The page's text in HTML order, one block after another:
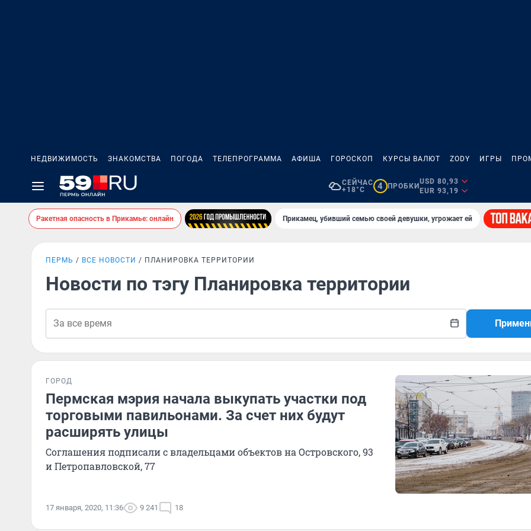
НЕДВИЖИМОСТЬ ЗНАКОМСТВА ПОГОДА ТЕЛЕПРОГРАММА АФИША ГОРОСКОП КУРСЫ ВАЛЮТ ZODY ИГРЫ
СЕЙЧАС
+18°C
4 ПРОБКИ
USD 80,93
EUR 93,19
Ракетная опасность в Прикамье: онлайн Прикамец, убивший семью своей девушки, угрожает ей
ПЕРМЬ ВСЕ НОВОСТИ ПЛАНИРОВКА ТЕРРИТОРИИ
Новости по тэгу Планировка территории
ГОРОД
Пермская мэрия начала выкупать участки под
торговыми павильонами. За счет них будут
расширять улицы
Соглашения подписали с владельцами объектов на Островского, 93
и Петропавловской, 77
17 января, 2020, 11:36 9 241 18